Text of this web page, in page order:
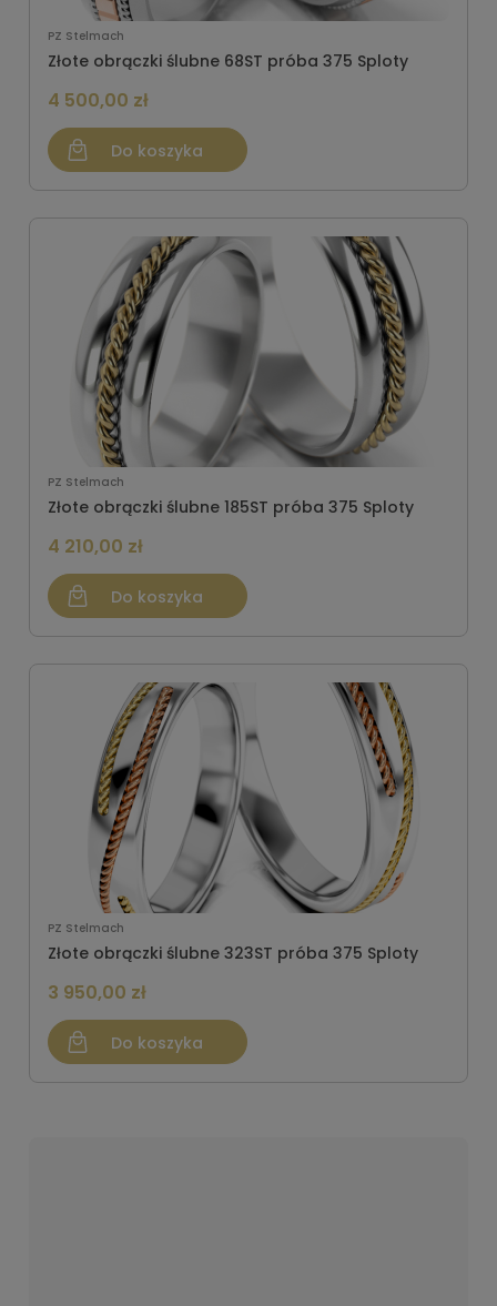
PZ Stelmach
Złote obrączki ślubne 68ST próba 375 Sploty
4 500,00 zł
Do koszyka
PZ Stelmach
Złote obrączki ślubne 185ST próba 375 Sploty
4 210,00 zł
Do koszyka
PZ Stelmach
Złote obrączki ślubne 323ST próba 375 Sploty
3 950,00 zł
Do koszyka